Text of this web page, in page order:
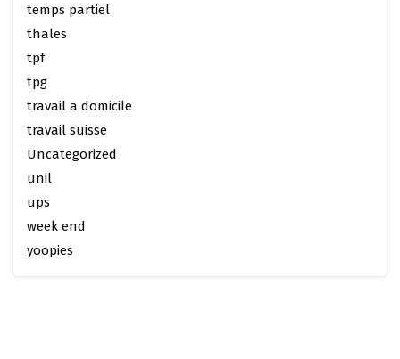
temps partiel
thales
tpf
tpg
travail a domicile
travail suisse
Uncategorized
unil
ups
week end
yoopies